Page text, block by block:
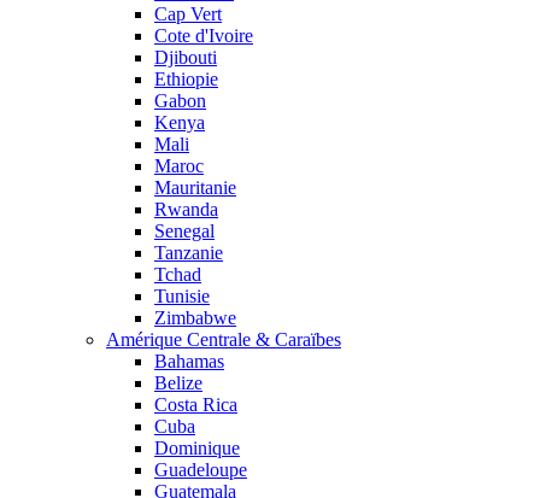
Cap Vert
Cote d'Ivoire
Djibouti
Ethiopie
Gabon
Kenya
Mali
Maroc
Mauritanie
Rwanda
Senegal
Tanzanie
Tchad
Tunisie
Zimbabwe
Amérique Centrale & Caraïbes
Bahamas
Belize
Costa Rica
Cuba
Dominique
Guadeloupe
Guatemala